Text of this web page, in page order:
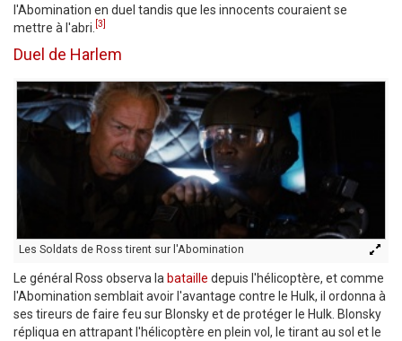
l'Abomination en duel tandis que les innocents couraient se
mettre à l'abri. [3]
Duel de Harlem
Les Soldats de Ross tirent sur l'Abomination
Le général Ross observa la bataille depuis l'hélicoptère, et comme
l'Abomination semblait avoir l'avantage contre le Hulk, il ordonna à
ses tireurs de faire feu sur Blonsky et de protéger le Hulk. Blonsky
répliqua en attrapant l'hélicoptère en plein vol, le tirant au sol et le